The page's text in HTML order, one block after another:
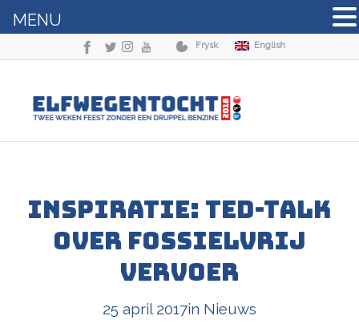
Frysk English
Inspiratie: TED-talk
over fossielvrij
vervoer
25 april 2017in Nieuws
MENU